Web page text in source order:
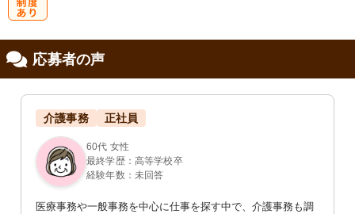
応募者の声
介護事務 正社員
60代 女性
最終学歴：高等学校卒
経験年数：未回答
医療事務や一般事務を中心に仕事を探す中で、介護事務も調